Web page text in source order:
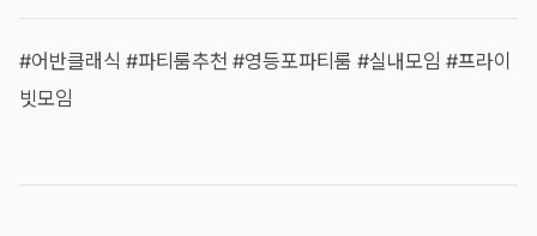
#어반클래식 #파티룸추천 #영등포파티룸 #실내모임 #프라이
빗모임